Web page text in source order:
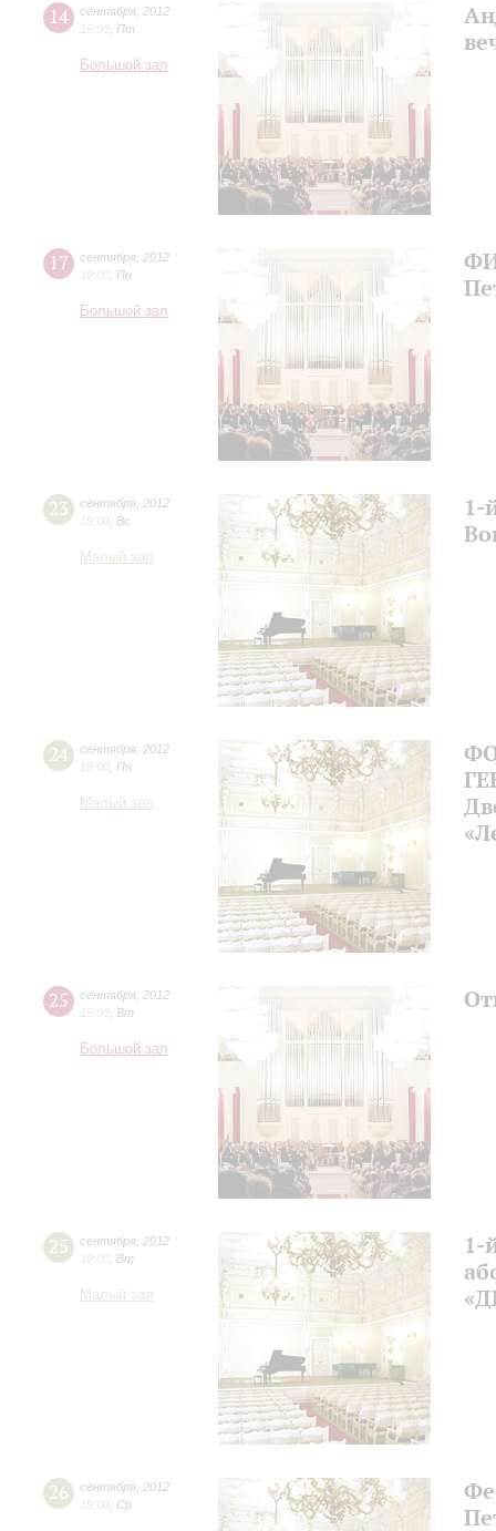
14 сентября 2012
19:00 Пт
Большой зал
17 сентября 2012
19:00 Пн
Большой зал
23 сентября 2012
19:00 Вс
Малый зал
1-
24 сентября 2012
19:00 Пн
Малый зал
25 сентября 2012
19:00 Вт
Большой зал
25 сентября 2012
19:00 Вт
Малый зал
1-
26 сентября 2012
19:00 Ср